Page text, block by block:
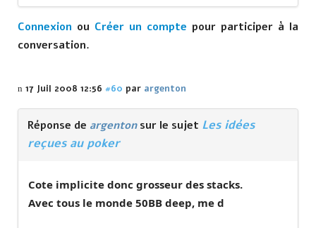
Connexion ou Créer un compte pour participer à la
conversation.
17 Juil 2008 12:56 #60 par argenton
Réponse de argentonsur le sujet Les idées
reçues au poker
Cote implicite donc grosseur des stacks.
Avec tous le monde 50BB deep, me d